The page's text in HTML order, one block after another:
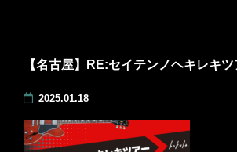
【名古屋】RE:セイテンノヘキレキツ
2025.01.18